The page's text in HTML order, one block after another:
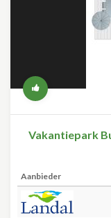
Vakantiepark
Aanbieder